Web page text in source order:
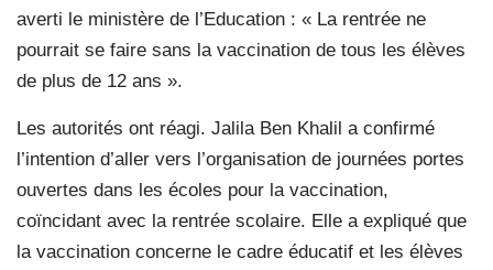
averti le ministère de l’Education : « La rentrée ne
pourrait se faire sans la vaccination de tous les élèves
de plus de 12 ans ».
Les autorités ont réagi. Jalila Ben Khalil a confirmé
l’intention d’aller vers l’organisation de journées portes
ouvertes dans les écoles pour la vaccination,
coïncidant avec la rentrée scolaire. Elle a expliqué que
la vaccination concerne le cadre éducatif et les élèves